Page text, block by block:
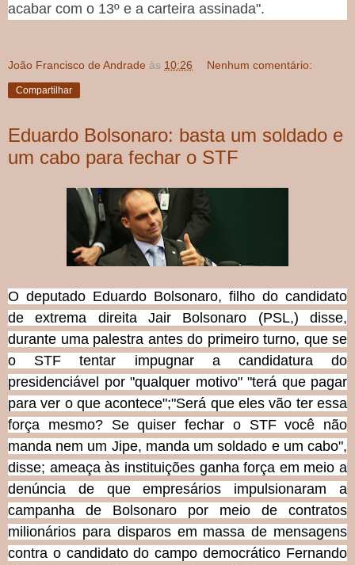
acabar com o 13º e a carteira assinada".
João Francisco de Andrade às 10:26 Nenhum comentário:
Compartilhar
Eduardo Bolsonaro: basta um soldado e
um cabo para fechar o STF
O deputado Eduardo Bolsonaro, filho do candidato
de extrema direita Jair Bolsonaro (PSL,) disse,
durante uma palestra antes do primeiro turno, que se
o STF tentar impugnar a candidatura do
presidenciável por "qualquer motivo" "terá que pagar
para ver o que acontece";"Será que eles vão ter essa
força mesmo? Se quiser fechar o STF você não
manda nem um Jipe, manda um soldado e um cabo",
disse; ameaça às instituições ganha força em meio a
denúncia de que empresários impulsionaram a
campanha de Bolsonaro por meio de contratos
milionários para disparos em massa de mensagens
contra o candidato do campo democrático Fernando